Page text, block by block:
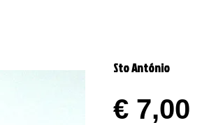
Sto António
€ 7,00